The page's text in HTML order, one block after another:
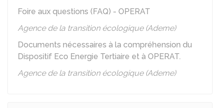
Foire aux questions (FAQ) - OPERAT
Agence de la transition écologique (Ademe)
Documents nécessaires à la compréhension du
Dispositif Eco Energie Tertiaire et à OPERAT.
Agence de la transition écologique (Ademe)